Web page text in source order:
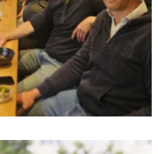
Suivre sur Instagram
Mot de passe